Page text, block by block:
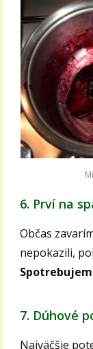
6. Prví na
Občas
nepokazili,
7. Dúhové
Najväčšie